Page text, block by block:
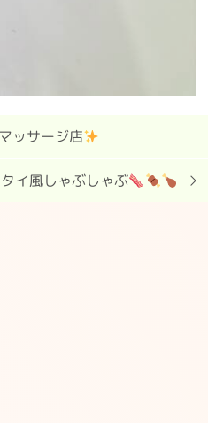
ッサージ店
タイ風しゃぶしゃぶ